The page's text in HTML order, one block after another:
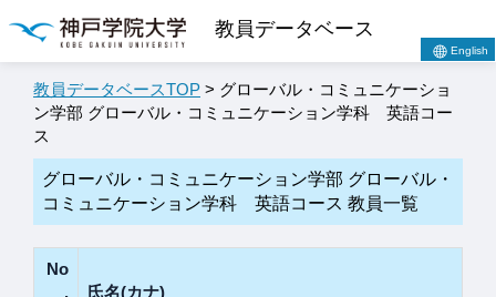
教員データベース
English
教員データベースTOP > グローバル・コミュニケーショ
ン学部 グローバル・コミュニケーション学科 英語コー
ス
グローバル・コミュニケーション学部 グローバル・
コミュニケーション学科 英語コース 教員一覧
No
.
氏名(カナ)